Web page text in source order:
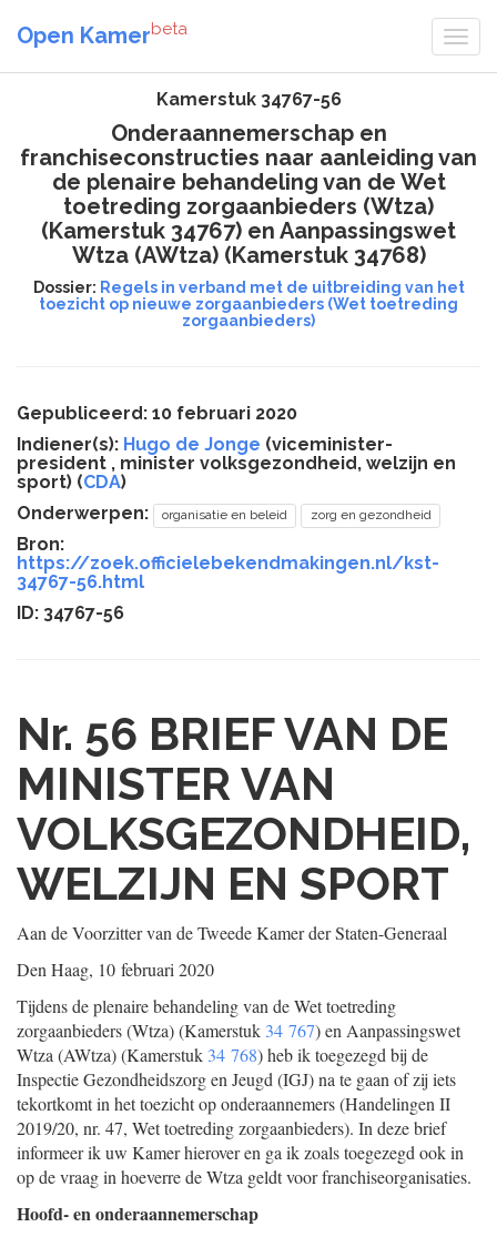
Open Kamerbeta
Kamerstuk 34767-56
Onderaannemerschap en
franchiseconstructies naar aanleiding van
de plenaire behandeling van de Wet
toetreding zorgaanbieders (Wtza)
(Kamerstuk 34767) en Aanpassingswet
Wtza (AWtza) (Kamerstuk 34768)
Dossier: Regels in verband met de uitbreiding van het
toezicht op nieuwe zorgaanbieders (Wet toetreding
zorgaanbieders)
Gepubliceerd: 10 februari 2020
Indiener(s): Hugo de Jonge (viceminister-
president , minister volksgezondheid, welzijn en
sport) (CDA)
Onderwerpen:
organisatie en beleid zorg en gezondheid
Bron:
https://zoek.officielebekendmakingen.nl/kst-
34767-56.html
ID: 34767-56
Nr. 56 BRIEF VAN DE
MINISTER VAN
VOLKSGEZONDHEID,
WELZIJN EN SPORT
Aan de Voorzitter van de Tweede Kamer der Staten-Generaal
Den Haag, 10 februari 2020
Tijdens de plenaire behandeling van de Wet toetreding
zorgaanbieders (Wtza) (Kamerstuk 34 767) en Aanpassingswet
Wtza (AWtza) (Kamerstuk 34 768) heb ik toegezegd bij de
Inspectie Gezondheidszorg en Jeugd (IGJ) na te gaan of zij iets
tekortkomt in het toezicht op onderaannemers (Handelingen II
2019/20, nr. 47, Wet toetreding zorgaanbieders). In deze brief
informeer ik uw Kamer hierover en ga ik zoals toegezegd ook in
op de vraag in hoeverre de Wtza geldt voor franchiseorganisaties.
Hoofd- en onderaannemerschap